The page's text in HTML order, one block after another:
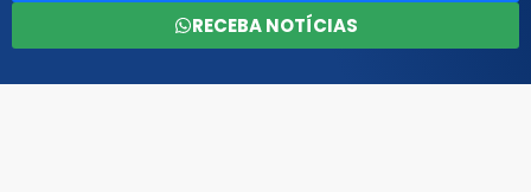
RECEBA NOTÍCIAS